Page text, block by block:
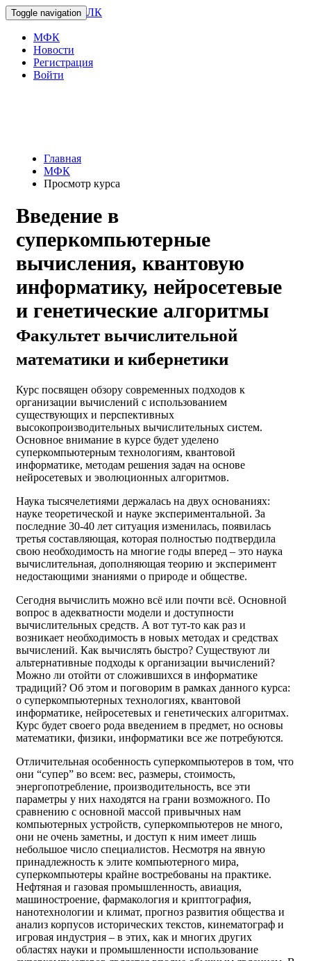
Toggle navigation ЛК
МФК
Новости
Регистрация
Войти
Главная
МФК
Просмотр курса
Введение в
суперкомпьютерные
вычисления, квантовую
информатику, нейросетевые
и генетические алгоритмы
Факультет вычислительной
математики и кибернетики
Курс посвящен обзору современных подходов к
организации вычислений с использованием
существующих и перспективных
высокопроизводительных вычислительных систем.
Основное внимание в курсе будет уделено
суперкомпьютерным технологиям, квантовой
информатике, методам решения задач на основе
нейросетевых и эволюционных алгоритмов.
Наука тысячелетиями держалась на двух основаниях:
науке теоретической и науке экспериментальной. За
последние 30-40 лет ситуация изменилась, появилась
третья составляющая, которая полностью подтвердила
свою необходимость на многие годы вперед – это наука
вычислительная, дополняющая теорию и эксперимент
недостающими знаниями о природе и обществе.
Сегодня вычислить можно всё или почти всё. Основной
вопрос в адекватности модели и доступности
вычислительных средств. А вот тут-то как раз и
возникает необходимость в новых методах и средствах
вычислений. Как вычислять быстро? Существуют ли
альтернативные подходы к организации вычислений?
Можно ли отойти от сложившихся в информатике
традиций? Об этом и поговорим в рамках данного курса:
о суперкомпьютерных технологиях, квантовой
информатике, нейросетевых и генетических алгоритмах.
Курс будет своего рода введением в предмет, но основы
математики, физики, информатики все же потребуются.
Отличительная особенность суперкомпьютеров в том, что
они “супер” во всем: вес, размеры, стоимость,
энергопотребление, производительность, все эти
параметры у них находятся на грани возможного. По
сравнению с основной массой привычных нам
компьютерных устройств, суперкомпьютеров не много,
они не очень заметны, и доступ к ним имеет лишь
небольшое число специалистов. Несмотря на явную
принадлежность к элите компьютерного мира,
суперкомпьютеры крайне востребованы на практике.
Нефтяная и газовая промышленность, авиация,
машиностроение, фармакология и криптография,
нанотехнологии и климат, прогноз развития общества и
анализ корпусов исторических текстов, кинематограф и
игровая индустрия – в этих, как и многих других
областях науки и промышленности использование